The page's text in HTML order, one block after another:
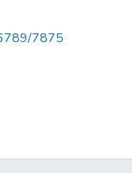
7875